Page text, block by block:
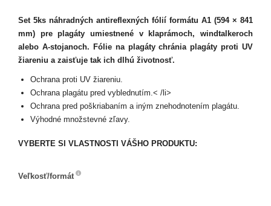
Set 5ks náhradných antireflexných fólií formátu A1 (594 × 841
mm) pre plagáty umiestnené v klaprámoch, windtalkeroch
alebo A-stojanoch. Fólie na plagáty chránia plagáty proti UV
žiareniu a zaisťuje tak ich dlhú životnosť.
Ochrana proti UV žiareniu.
Ochrana plagátu pred vyblednutím.< /li>
Ochrana pred poškriabaním a iným znehodnotením plagátu.
Výhodné množstevné zľavy.
VYBERTE SI VLASTNOSTI VÁŠHO PRODUKTU:
Veľkosť/formát